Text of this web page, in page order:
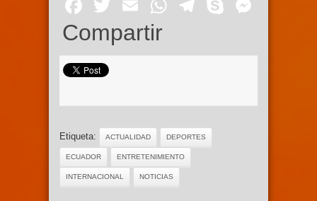
Facebook
Twitter
EmailWhatsApp
Telegram
Skype
Compartir
Etiqueta: ACTUALIDAD DEPORTES
ECUADOR ENTRETENIMIENTO
INTERNACIONAL NOTICIAS